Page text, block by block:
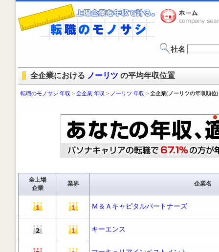
社名
全企業における ノーリツ の平均年収位置
転職のモノサシ 年収 > 全企業 年収 > ノーリツ 年収 > 全企業(ノーリツの年収順位)
全上場
企業
業界 企業名
Ｍ＆Ａキャピタルパートナーズ
キーエンス